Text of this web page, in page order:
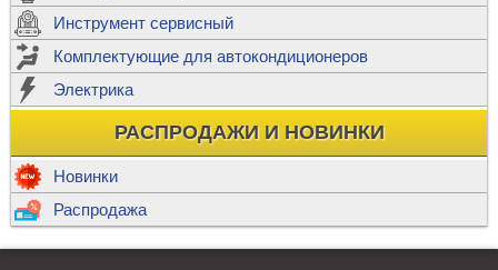
Инструмент сервисный
Комплектующие для автокондиционеров
Электрика
РАСПРОДАЖИ И НОВИНКИ
Новинки
Распродажа